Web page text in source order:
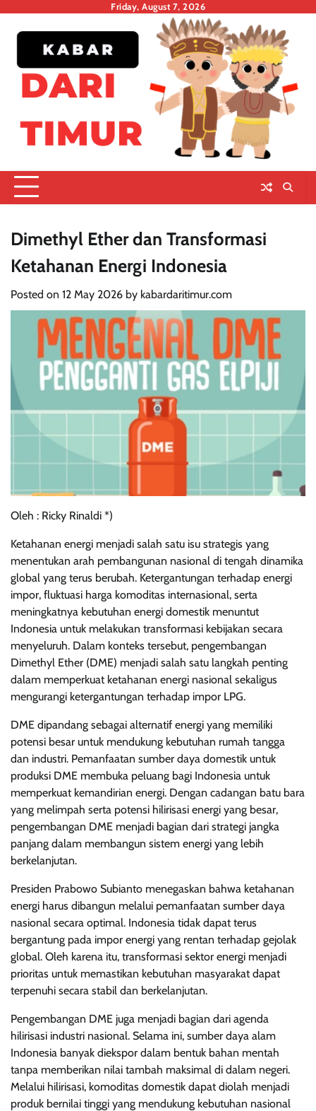
Friday, August 7, 2026
Dimethyl Ether dan Transformasi
Ketahanan Energi Indonesia
Posted on 12 May 2026 by kabardaritimur.com
Oleh : Ricky Rinaldi *)
Ketahanan energi menjadi salah satu isu strategis yang
menentukan arah pembangunan nasional di tengah dinamika
global yang terus berubah. Ketergantungan terhadap energi
impor, fluktuasi harga komoditas internasional, serta
meningkatnya kebutuhan energi domestik menuntut
Indonesia untuk melakukan transformasi kebijakan secara
menyeluruh. Dalam konteks tersebut, pengembangan
Dimethyl Ether (DME) menjadi salah satu langkah penting
dalam memperkuat ketahanan energi nasional sekaligus
mengurangi ketergantungan terhadap impor LPG.
DME dipandang sebagai alternatif energi yang memiliki
potensi besar untuk mendukung kebutuhan rumah tangga
dan industri. Pemanfaatan sumber daya domestik untuk
produksi DME membuka peluang bagi Indonesia untuk
memperkuat kemandirian energi. Dengan cadangan batu bara
yang melimpah serta potensi hilirisasi energi yang besar,
pengembangan DME menjadi bagian dari strategi jangka
panjang dalam membangun sistem energi yang lebih
berkelanjutan.
Presiden Prabowo Subianto menegaskan bahwa ketahanan
energi harus dibangun melalui pemanfaatan sumber daya
nasional secara optimal. Indonesia tidak dapat terus
bergantung pada impor energi yang rentan terhadap gejolak
global. Oleh karena itu, transformasi sektor energi menjadi
prioritas untuk memastikan kebutuhan masyarakat dapat
terpenuhi secara stabil dan berkelanjutan.
Pengembangan DME juga menjadi bagian dari agenda
hilirisasi industri nasional. Selama ini, sumber daya alam
Indonesia banyak diekspor dalam bentuk bahan mentah
tanpa memberikan nilai tambah maksimal di dalam negeri.
Melalui hilirisasi, komoditas domestik dapat diolah menjadi
produk bernilai tinggi yang mendukung kebutuhan nasional